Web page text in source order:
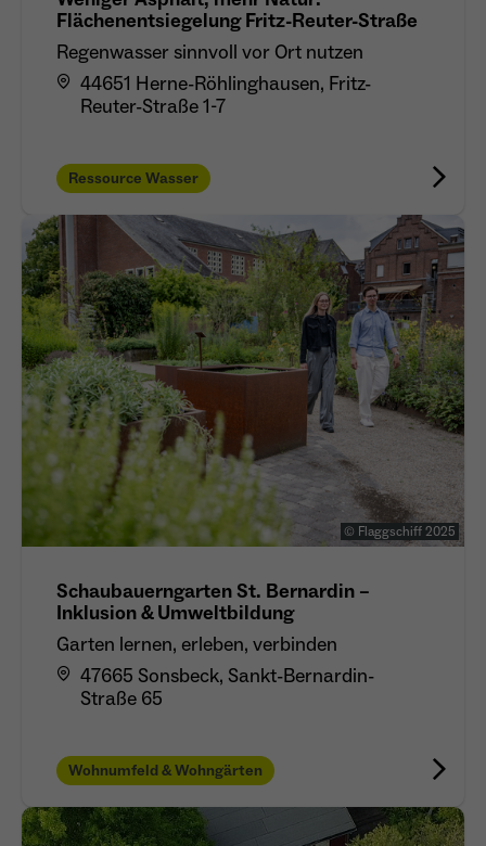
Flächenentsiegelung Fritz-Reuter-Straße
Regenwasser sinnvoll vor Ort nutzen
44651 Herne-Röhlinghausen, Fritz-
Reuter-Straße 1-7
Ressource Wasser
© Flaggschiff 2025
Schaubauerngarten St. Bernardin –
Inklusion & Umweltbildung
Garten lernen, erleben, verbinden
47665 Sonsbeck, Sankt-Bernardin-
Straße 65
Wohnumfeld & Wohngärten